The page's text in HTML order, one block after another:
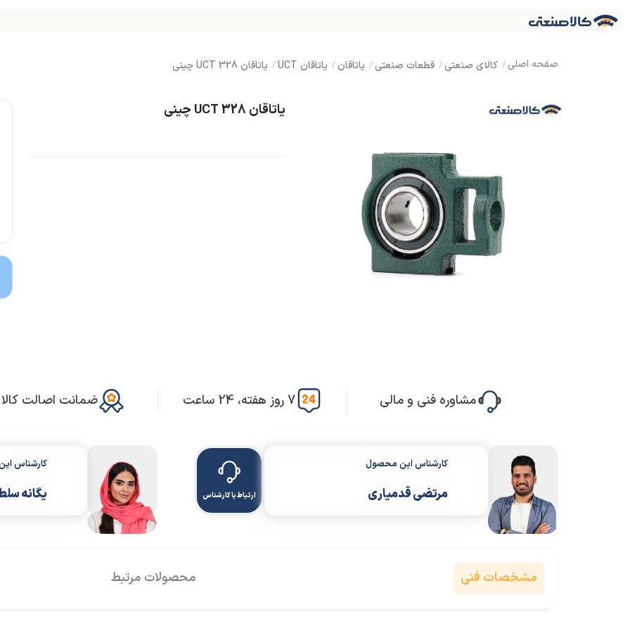
کالای صنعتی قطعات صنعتی یاتاقان یاتاقان UCT یاتاقان UCT 328 چینی
یاتاقان UCT 328 چینی
مشاوره فنی و مالی 7 روز هفته، 24 ساعت ضمانت اصالت کالا
کارشناس این محصول
مرتضی قدمیاری ارتباط با کارشناس
کارشناس
یگانه
مشخصات فنی محصولات مرتبط